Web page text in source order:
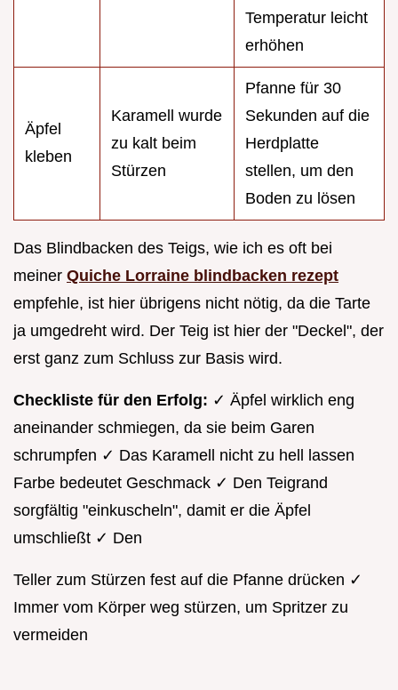
Temperatur leicht
erhöhen
Äpfel
kleben
Karamell wurde
zu kalt beim
Stürzen
Pfanne für 30
Sekunden auf die
Herdplatte
stellen, um den
Boden zu lösen
Das Blindbacken des Teigs, wie ich es oft bei
meiner Quiche Lorraine blindbacken rezept
empfehle, ist hier übrigens nicht nötig, da die Tarte
ja umgedreht wird. Der Teig ist hier der "Deckel", der
erst ganz zum Schluss zur Basis wird.
Checkliste für den Erfolg: ✓ Äpfel wirklich eng
aneinander schmiegen, da sie beim Garen
schrumpfen ✓ Das Karamell nicht zu hell lassen
Farbe bedeutet Geschmack ✓ Den Teigrand
sorgfältig "einkuscheln", damit er die Äpfel
umschließt ✓ Den
Teller zum Stürzen fest auf die Pfanne drücken ✓
Immer vom Körper weg stürzen, um Spritzer zu
vermeiden